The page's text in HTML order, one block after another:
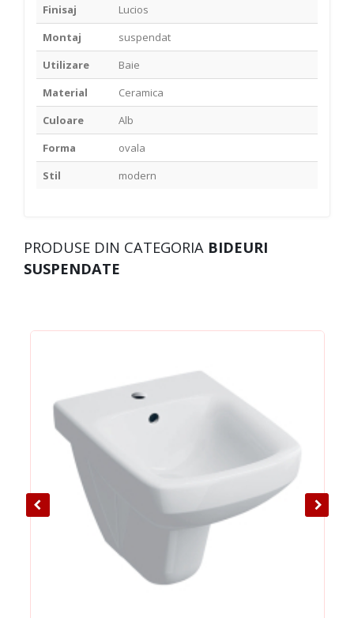
Finisaj
Lucios
Montaj
suspendat
Utilizare
Baie
Material
Ceramica
Culoare
Alb
Forma
ovala
Stil
modern
PRODUSE DIN CATEGORIA BIDEURI
SUSPENDATE